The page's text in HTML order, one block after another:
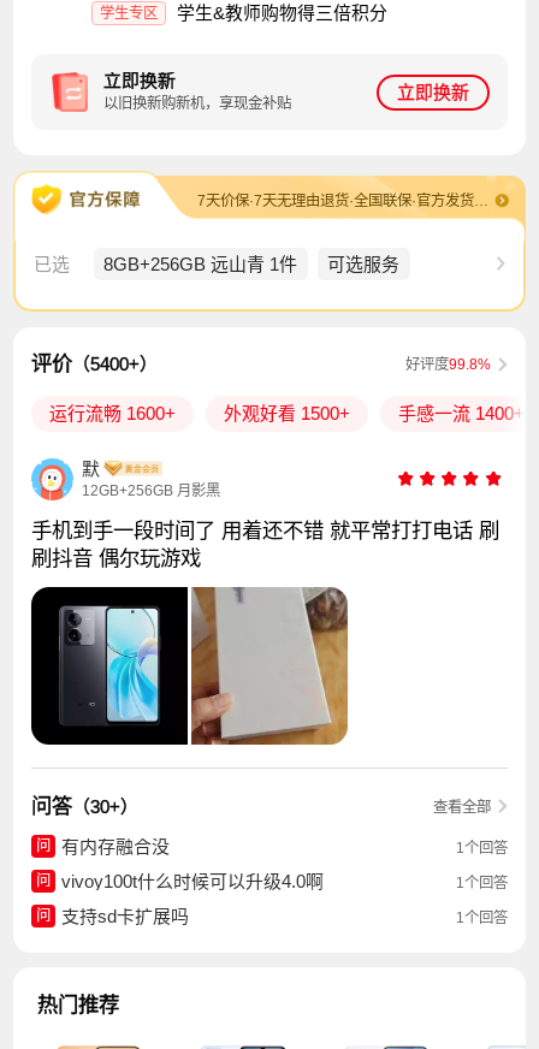
学生专区 学生&教师购物得三倍积分
立即换新
以旧换新购新机，享现金补贴
立即换新
7天价保·7天无理由退货·全国联保·官方发货及售后·退换货包运费
已选 8GB+256GB 远山青 1件 可选服务
评价 （5400+） 好评度99.8%
运行流畅 1600+ 外观好看 1500+ 手感一流 1400+
默
12GB+256GB 月影黑
手机到手一段时间了 用着还不错 就平常打打电话 刷
刷抖音 偶尔玩游戏
问答 （30+） 查看全部
问 有内存融合没
1个回答
问
vivoy100t什么时候可以升级4.0啊
1个回答
问
支持sd卡扩展吗 1个回答
热门推荐